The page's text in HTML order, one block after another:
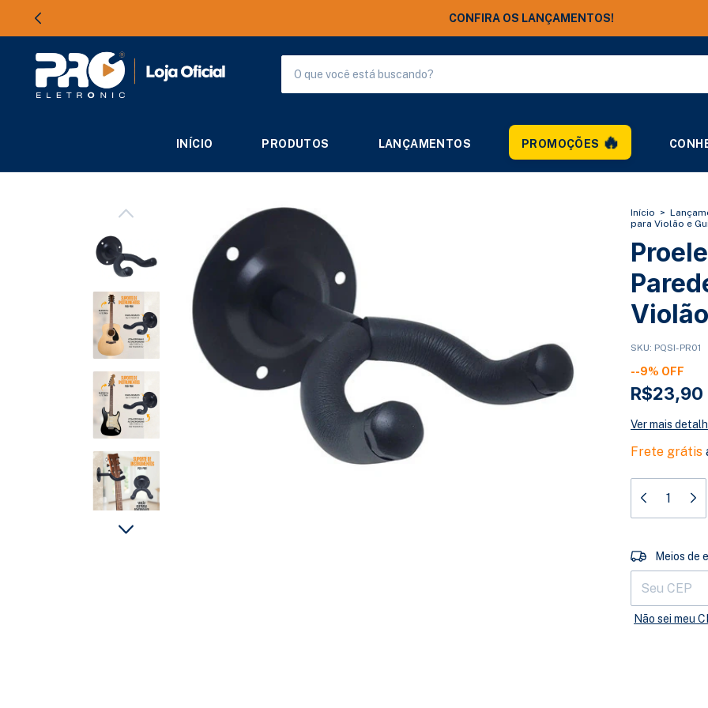
FRETE GRÁTIS ACIMA DE R$ 250,00
INÍCIO PRODUTOS LANÇAMENTOS PROMOÇÕES
Início >
para Violão e
SKU: PQSI-PR01
--9% OFF
R$23,90
Ver mais
Frete grátis
Entregas para
Meios de
Não sei meu